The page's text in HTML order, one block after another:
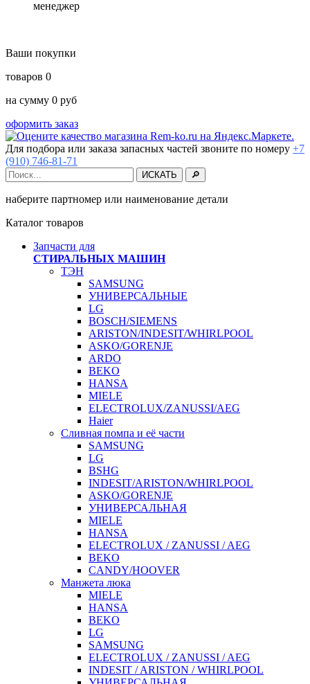
менеджер
Ваши покупки
товаров 0
на сумму 0 руб
оформить заказ
Для подбора или заказа запасных частей звоните по номеру +7
(910) 746-81-71
наберите партномер или наименование детали
Каталог товаров
Запчасти для
СТИРАЛЬНЫХ МАШИН
ТЭН
SAMSUNG
УНИВЕРСАЛЬНЫЕ
LG
BOSCH/SIEMENS
ARISTON/INDESIT/WHIRLPOOL
ASKO/GORENJE
ARDO
BEKO
HANSA
MIELE
ELECTROLUX/ZANUSSI/AEG
Haier
Сливная помпа и её части
SAMSUNG
LG
BSHG
INDESIT/ARISTON/WHIRLPOOL
ASKO/GORENJE
УНИВЕРСАЛЬНАЯ
MIELE
HANSA
ELECTROLUX / ZANUSSI / AEG
BEKO
CANDY/HOOVER
Манжета люка
MIELE
HANSA
BEKO
LG
SAMSUNG
ELECTROLUX / ZANUSSI / AEG
INDESIT / ARISTON / WHIRLPOOL